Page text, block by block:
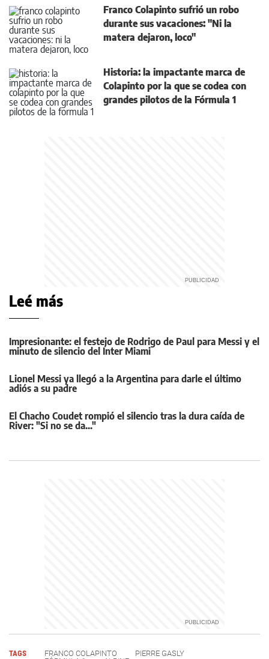
Franco Colapinto sufrió un robo
durante sus vacaciones: "Ni la
matera dejaron, loco"
Historia: la impactante marca de
Colapinto por la que se codea con
grandes pilotos de la Fórmula 1
Leé más
Impresionante: el festejo de Rodrigo de Paul para Messi y el
minuto de silencio del Inter Miami
Lionel Messi ya llegó a la Argentina para darle el último
adiós a su padre
El Chacho Coudet rompió el silencio tras la dura caída de
River: "Si no se da..."
TAGS FRANCO COLAPINTO
PIERRE GASLY